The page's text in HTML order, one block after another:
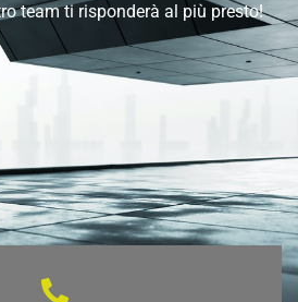
team ti risponderà al più presto!